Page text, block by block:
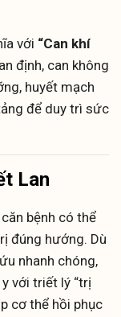
với “Can khí
định, can không
huyết mạch
để duy trì sức
Lan
bệnh có thể
đúng hướng. Dù
nhanh chóng,
với triết lý “trị
cơ thể hồi phục